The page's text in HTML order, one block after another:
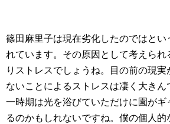
篠田麻里子は現在劣化したのではとい
れています。その原因として考えられ
りストレスでしょうね。目の前の現
ないことによるストレスは凄く大きん
一時期は光を浴びていただけに園がギ
るのかもしれないですね。僕の個人